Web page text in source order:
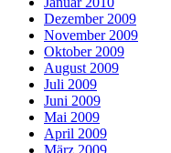
Dezember 2009
November 2009
Oktober 2009
August 2009
Juli 2009
Juni 2009
Mai 2009
April 2009
März 2009